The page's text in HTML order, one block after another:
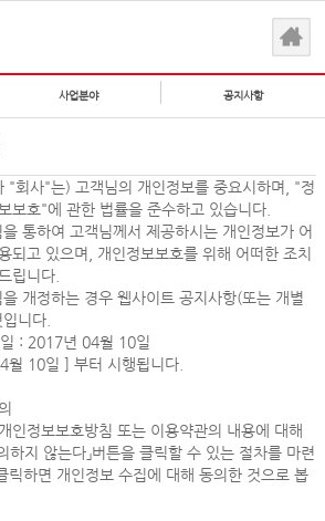
사업분야 공지사항
"회사"는) 고객님의 개인정보를 중요시하며, "정
보호"에 관한 법률을 준수하고 있습니다.
통하여 고객님께서 제공하시는 개인정보가 어
되고 있으며, 개인정보보호를 위해 어떠한 조치
립니다.
개정하는 경우 웹사이트 공지사항(또는 개별
니다.
: 2017년 04월 10일
10일 ] 부터 시행됩니다.
인정보보호방침 또는 이용약관의 내용에 대해
의하지 않는다」버튼을 클릭할 수 있는 절차를 마련
릭하면 개인정보 수집에 대해 동의한 것으로 봅